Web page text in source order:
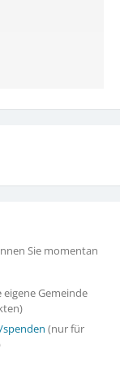
Sie momentan
Gemeinde
(nur für